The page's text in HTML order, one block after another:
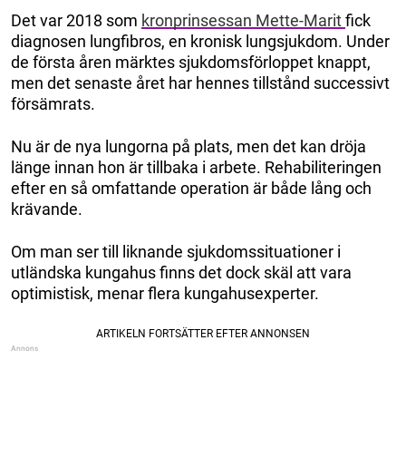
Det var 2018 som kronprinsessan Mette-Maritfick
diagnosen lungfibros, en kronisk lungsjukdom. Under
de första åren märktes sjukdomsförloppet knappt,
men det senaste året har hennes tillstånd successivt
försämrats.
Nu är de nya lungorna på plats, men det kan dröja
länge innan hon är tillbaka i arbete. Rehabiliteringen
efter en så omfattande operation är både lång och
krävande.
Om man ser till liknande sjukdomssituationer i
utländska kungahus finns det dock skäl att vara
optimistisk, menar flera kungahusexperter.